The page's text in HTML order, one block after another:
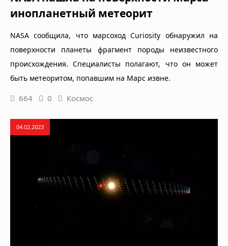
инопланетный метеорит
NASA сообщила, что марсоход Curiosity обнаружил на
поверхности планеты фрагмент породы неизвестного
происхождения. Специалисты полагают, что он может
быть метеоритом, попавшим на Марс извне.
664 0 Космос
04.02.2023